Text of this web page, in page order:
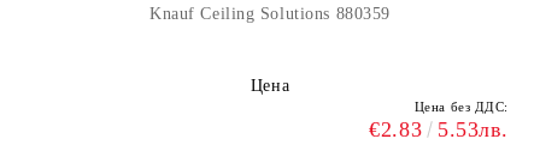
Knauf Ceiling Solutions 880359
Цена
Цена без ДДС:
€2.83 5.53лв.